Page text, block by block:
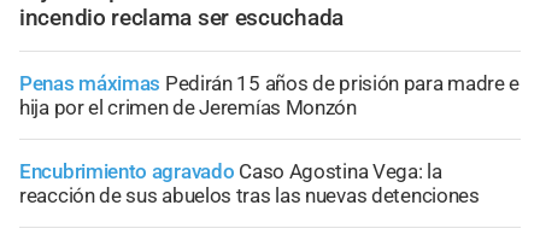
incendio reclama ser escuchada
Penas máximas Pedirán 15 años de prisión para madre e
hija por el crimen de Jeremías Monzón
Encubrimiento agravado Caso Agostina Vega: la
reacción de sus abuelos tras las nuevas detenciones